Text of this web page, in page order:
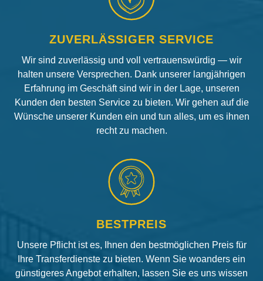
ZUVERLÄSSIGER SERVICE
Wir sind zuverlässig und voll vertrauenswürdig — wir
halten unsere Versprechen. Dank unserer langjährigen
Erfahrung im Geschäft sind wir in der Lage, unseren
Kunden den besten Service zu bieten. Wir gehen auf die
Wünsche unserer Kunden ein und tun alles, um es ihnen
recht zu machen.
BESTPREIS
Unsere Pflicht ist es, Ihnen den bestmöglichen Preis für
Ihre Transferdienste zu bieten. Wenn Sie woanders ein
günstigeres Angebot erhalten, lassen Sie es uns wissen